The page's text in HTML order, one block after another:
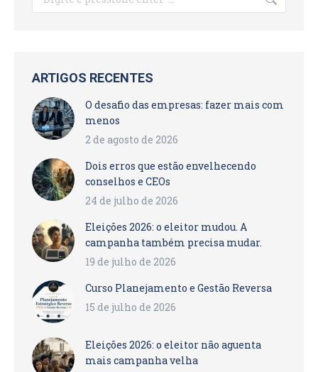
ARTIGOS RECENTES
O desafio das empresas: fazer mais com
menos
2 de agosto de 2026
Dois erros que estão envelhecendo
conselhos e CEOs
24 de julho de 2026
Eleições 2026: o eleitor mudou. A
campanha também precisa mudar.
19 de julho de 2026
Curso Planejamento e Gestão Reversa
15 de julho de 2026
Eleições 2026: o eleitor não aguenta
mais campanha velha